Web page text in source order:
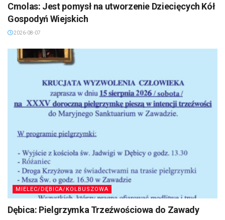
Cmolas: Jest pomysł na utworzenie Dziecięcych Kół
Gospodyń Wiejskich
2026-08-07
MIELEC/DĘBICA/KOLBUSZOWA
Dębica: Pielgrzymka Trzeźwościowa do Zawady